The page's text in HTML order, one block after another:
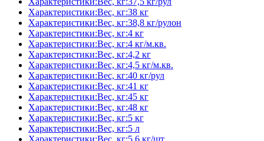
Характеристики:Вес, кг:38 кг
Характеристики:Вес, кг:38,8 кг/рулон
Характеристики:Вес, кг:4 кг
Характеристики:Вес, кг:4 кг/м.кв.
Характеристики:Вес, кг:4,2 кг
Характеристики:Вес, кг:4,5 кг/м.кв.
Характеристики:Вес, кг:40 кг/рул
Характеристики:Вес, кг:41 кг
Характеристики:Вес, кг:45 кг
Характеристики:Вес, кг:48 кг
Характеристики:Вес, кг:5 кг
Характеристики:Вес, кг:5 л
Характеристики:Вес, кг:5,6 кг/шт